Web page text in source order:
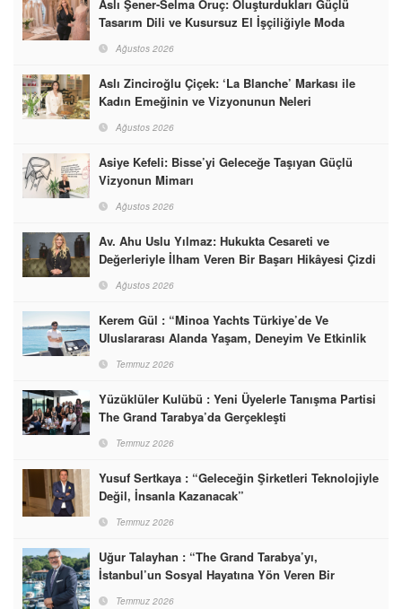
Aslı Şener-Selma Oruç: Oluşturdukları Güçlü
Tasarım Dili ve Kusursuz El İşçiliğiyle Moda
Dünyasına İmzalarını Attılar
Ağustos 2026
Aslı Zinciroğlu Çiçek: ‘La Blanche’ Markası ile
Kadın Emeğinin ve Vizyonunun Neleri
Başarabileceğinin En Güzel Örneğini Sunuyor
Ağustos 2026
Asiye Kefeli: Bisse’yi Geleceğe Taşıyan Güçlü
Vizyonun Mimarı
Ağustos 2026
Av. Ahu Uslu Yılmaz: Hukukta Cesareti ve
Değerleriyle İlham Veren Bir Başarı Hikâyesi Çizdi
Ağustos 2026
Kerem Gül : “Minoa Yachts Türkiye’de Ve
Uluslararası Alanda Yaşam, Deneyim Ve Etkinlik
Markası Olacak”
Temmuz 2026
Yüzüklüler Kulübü : Yeni Üyelerle Tanışma Partisi
The Grand Tarabya’da Gerçekleşti
Temmuz 2026
Yusuf Sertkaya : “Geleceğin Şirketleri Teknolojiyle
Değil, İnsanla Kazanacak”
Temmuz 2026
Uğur Talayhan : “The Grand Tarabya’yı,
İstanbul’un Sosyal Hayatına Yön Veren Bir
Destinasyon Haline Getirmeyi Hedefliyorum”
Temmuz 2026